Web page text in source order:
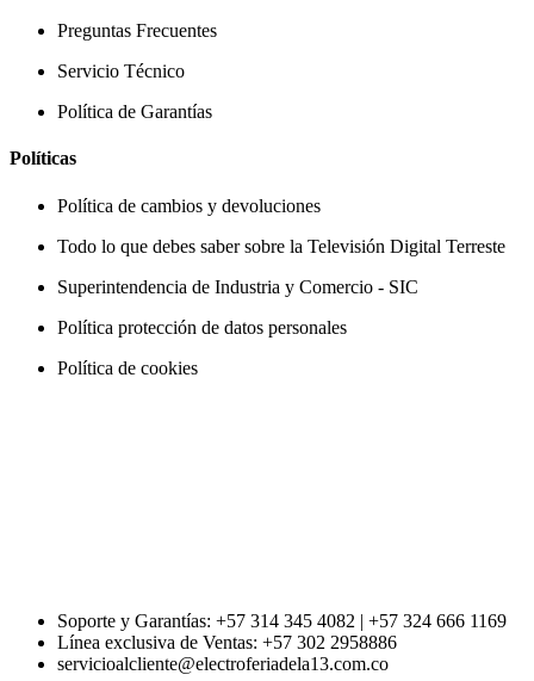
Preguntas Frecuentes
Servicio Técnico
Política de Garantías
Políticas
Política de cambios y devoluciones
Todo lo que debes saber sobre la Televisión Digital Terreste
Superintendencia de Industria y Comercio - SIC
Política protección de datos personales
Política de cookies
Soporte y Garantías: +57 314 345 4082 | +57 324 666 1169
Línea exclusiva de Ventas: +57 302 2958886
servicioalcliente@electroferiadela13.com.co